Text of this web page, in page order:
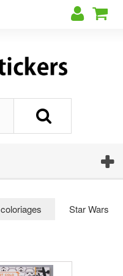
coloriages
Star Wars